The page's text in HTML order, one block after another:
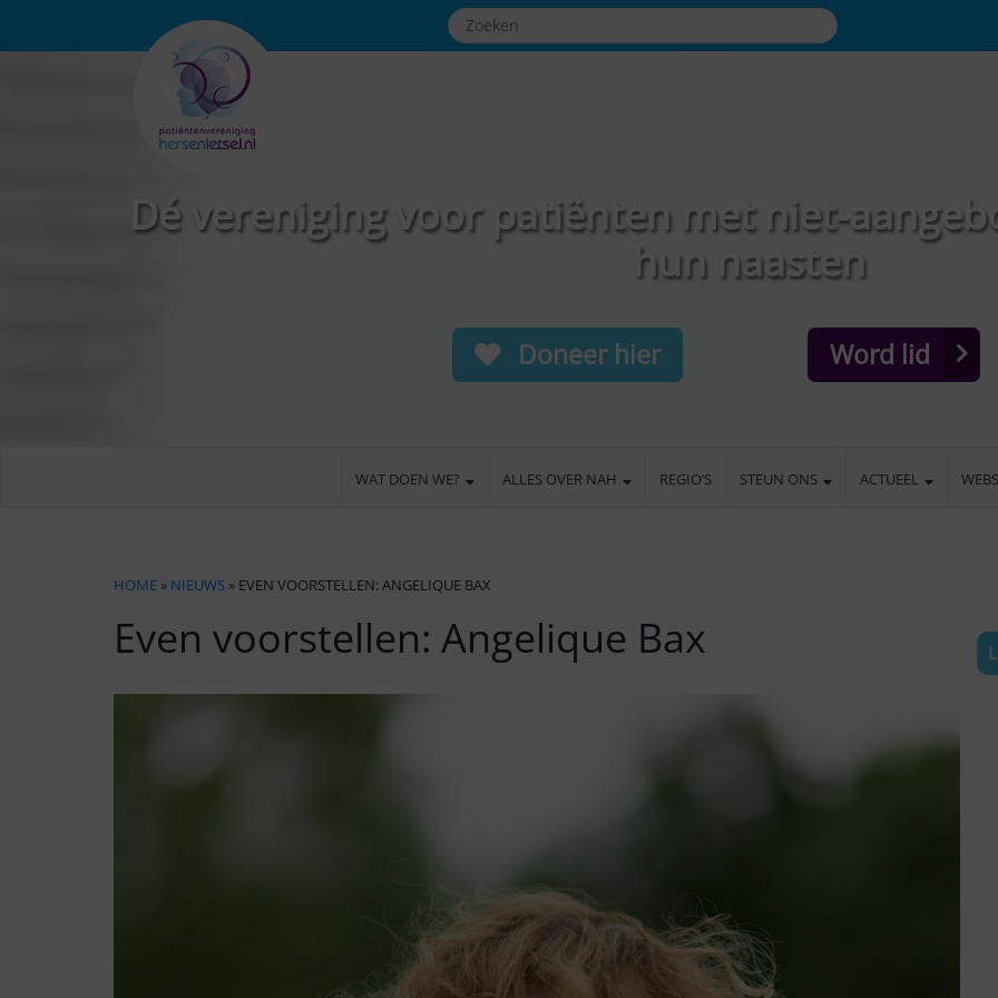
Dé vereniging voor patiënten met niet-
hun naasten
Doneer hier Word lid
WAT DOEN WE? ALLES OVER NAH REGIO’S STEUN ONS ACTUEEL
HOME » NIEUWS » EVEN VOORSTELLEN: ANGELIQUE BAX
Even voorstellen: Angelique Bax